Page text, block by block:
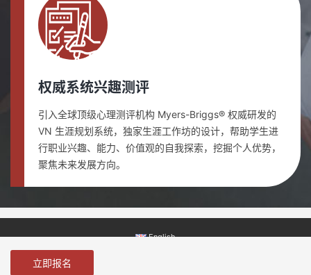
权威系统兴趣测评
引入全球顶级心理测评机构 Myers-Briggs® 权威研发的
VN 生涯规划系统，独家生涯工作坊的设计，帮助学生进
行职业兴趣、能力、价值观的自我探索，挖掘个人优势，
聚焦未来发展方向。
立即报名
English
© 2026 北京世纪思德国际教育科技有限责任公司 版权所有 Seed International Co.,